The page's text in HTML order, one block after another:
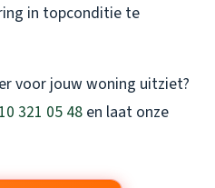
in topconditie te
voor jouw woning uitziet?
321 05 48 en laat onze